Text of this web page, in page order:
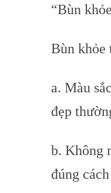
“Bùn
Bùn khỏe
a. Màu
đẹp
b. Không
đúng